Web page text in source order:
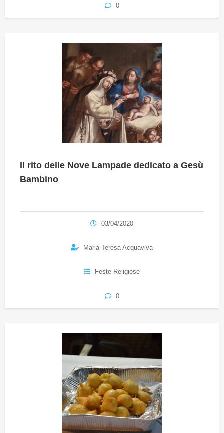
0
Il rito delle Nove Lampade dedicato a Gesù
Bambino
03/04/2020
Maria Teresa Acquaviva
Feste Religiose
0